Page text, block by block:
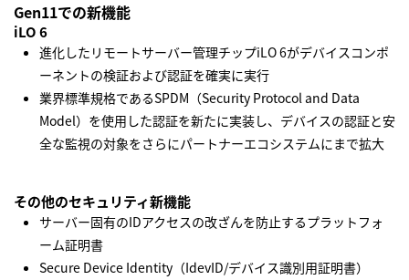
Gen11での新機能
iLO 6
進化したリモートサーバー管理チップiLO 6がデバイスコンポ
ーネントの検証および認証を確実に実行
業界標準規格であるSPDM（Security Protocol and Data
Model）を使用した認証を新たに実装し、デバイスの認証と安
全な監視の対象をさらにパートナーエコシステムにまで拡大
その他のセキュリティ新機能
サーバー固有のIDアクセスの改ざんを防止するプラットフォ
ーム証明書
Secure Device Identity（IdevID/デバイス識別用証明書）